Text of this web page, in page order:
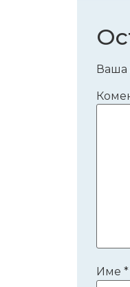
Ваша
Име *